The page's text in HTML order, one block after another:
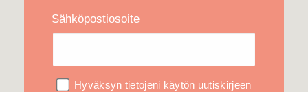
Sähköpostiosoite
Hyväksyn tietojeni käytön uutiskirjeen